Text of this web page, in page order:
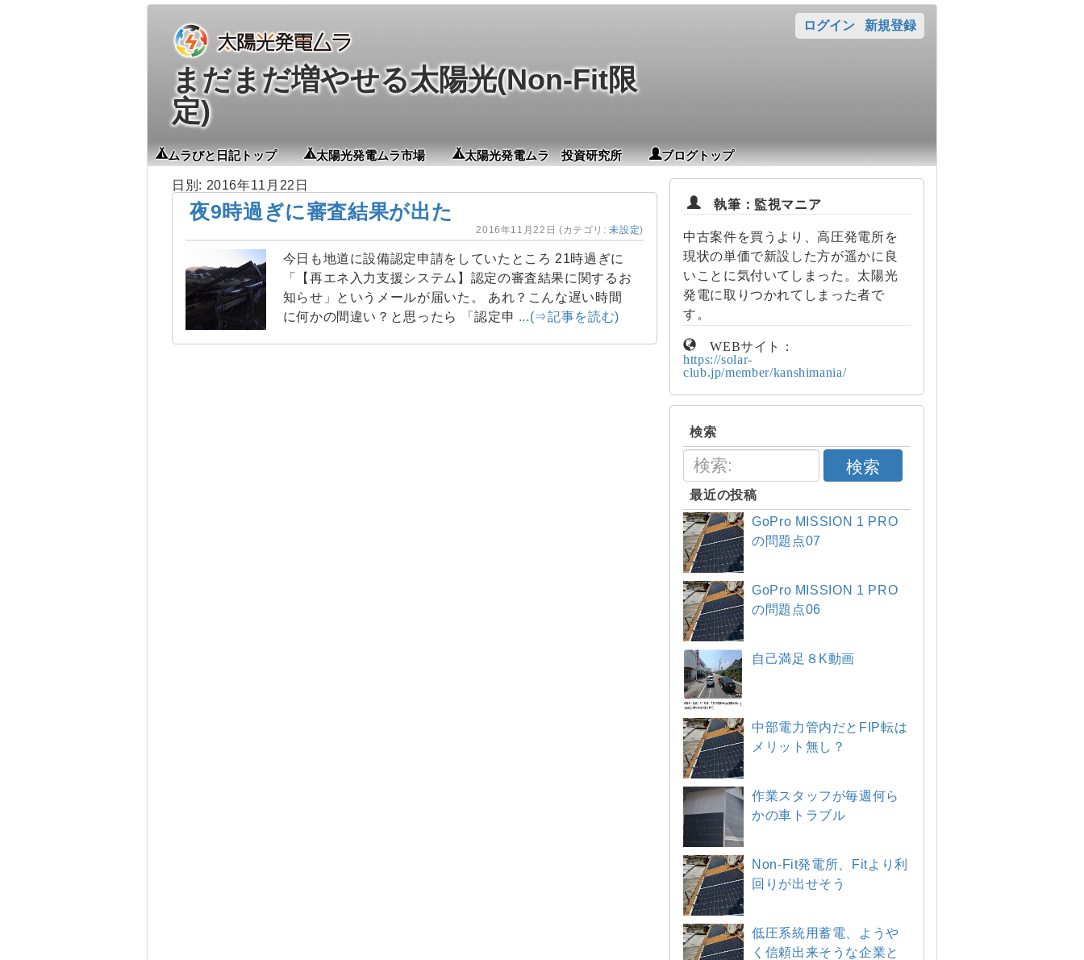
まだまだ増やせる太陽光(Non-Fit限
定)
ログイン 新規登録
ムラびと日記トップ 太陽光発電ムラ市場 太陽光発電ムラ 投資研究所 ブログトップ
日別: 2016年11月22日
夜9時過ぎに審査結果が出た
2016年11月22日 (カテゴリ:未設定)
今日も地道に設備認定申請をしていたところ 21時過ぎに
「【再エネ入力支援システム】認定の審査結果に関するお
知らせ」というメールが届いた。 あれ？こんな遅い時間
に何かの間違い？と思ったら 「認定申 ...(⇒記事を読む)
執筆：監視マニア
中古案件を買うより、高圧発電所を
現状の単価で新設した方が遥かに良
いことに気付いてしまった。太陽光
発電に取りつかれてしまった者で
す。
WEBサイト：
https://solar-
club.jp/member/kanshimania/
検索
検索
最近の投稿
GoPro MISSION 1 PRO
の問題点07
GoPro MISSION 1 PRO
の問題点06
自己満足８K動画
中部電力管内だとFIP転は
メリット無し？
作業スタッフが毎週何ら
かの車トラブル
Non-Fit発電所、Fitより利
回りが出せそう
低圧系統用蓄電、ようや
く信頼出来そうな企業と